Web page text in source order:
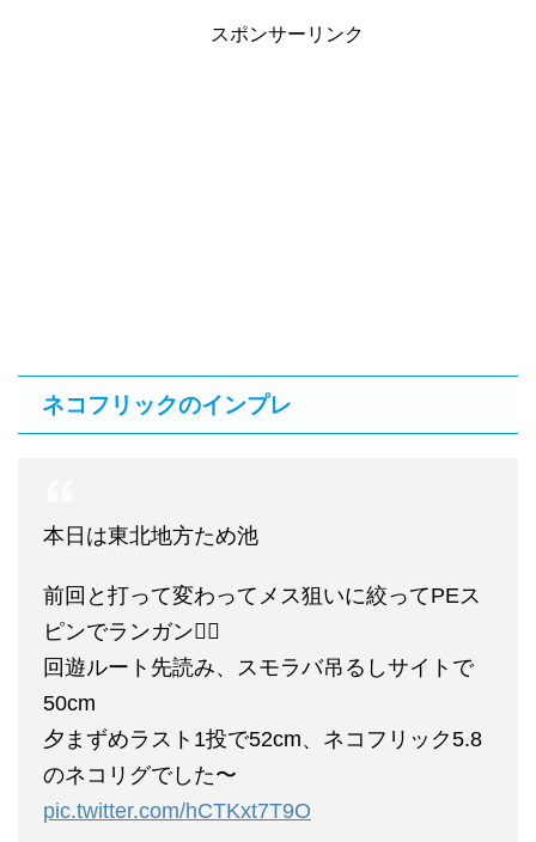
スポンサーリンク
ネコフリックのインプレ
本日は東北地方ため池
前回と打って変わってメス狙いに絞ってPEス
ピンでランガン🏃‍♂️
回遊ルート先読み、スモラバ吊るしサイトで
50cm
夕まずめラスト1投で52cm、ネコフリック5.8
のネコリグでした〜
pic.twitter.com/hCTKxt7T9O